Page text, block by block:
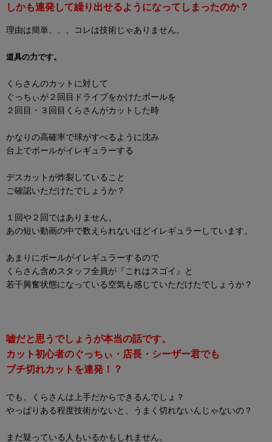
しかも連発して繰り出せるようになってしまったのか？
理由は簡単、、、コレは技術じゃありません。
道具の力です。
くらさんのカットに対して
ぐっちぃが２回目ドライブをかけたボールを
２回目・３回目くらさんがカットした時
かなりの高確率で球がすべるように沈み
台上でボールがイレギュラーする
デスカットが炸裂していること
ご確認いただけたでしょうか？
１回や２回ではありません。
あの短い動画の中で数えられないほどイレギュラーしています。
あまりにボールがイレギュラーするので
くらさん含めスタッフ全員が『これはスゴイ』と
若干興奮状態になっている空気も感じていただけたでしょうか？
嘘だと思うでしょうが本当の話です。
カット初心者のぐっちぃ・店長・シーザー君でも
ブチ切れカットを連発！？
でも、くらさんは上手だからできるんでしょ？
やっぱりある程度技術がないと、うまく切れないんじゃないの？
まだ疑っている人もいるかもしれません。